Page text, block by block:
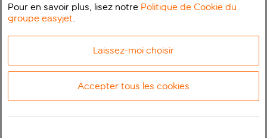
Pour en savoir plus, lisez notre Politique de Cookie du
groupe easyjet.
Laissez-moi choisir
Accepter tous les cookies